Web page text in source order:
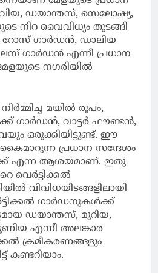
ഡയാന്തസ്, സെലോഷ്യ,
നിറ വൈവിധ്യം തുടങ്ങി
റോസ് ഗാര്‍ഡന്‍, ഡാലിയ
ഗാര്‍ഡന്‍ എന്നീ പ്രധാന
നഗരിയില്‍
മയില്‍ രൂപം,
ഗാര്‍ഡന്‍, വാട്ടര്‍ ഫൗണ്ടന്‍,
ഒരുക്കിയിട്ടുണ്ട്. ഈ
പ്രധാന സന്ദേശം
എന്ന ആശയമാണ്. ഇതു
വെര്‍ട്ടിക്കല്‍
വിവിധയിടങ്ങളിലായി
ഗാര്‍ഡനുകള്‍ക്ക്
ഡയാന്തസ്, മുറിയ,
എന്നീ അലങ്കാര
ക്രമീകരണങ്ങളും
കണ്ടറിയാം.